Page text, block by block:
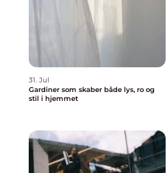
31. Jul
Gardiner som skaber både lys, ro og
stil i hjemmet